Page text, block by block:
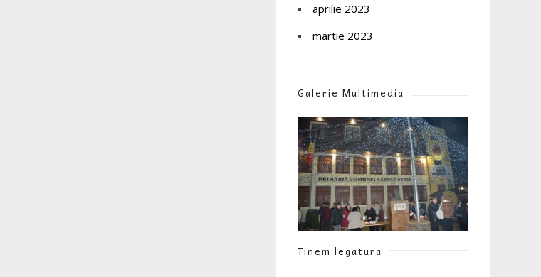
aprilie 2023
martie 2023
Galerie Multimedia
Tinem legatura